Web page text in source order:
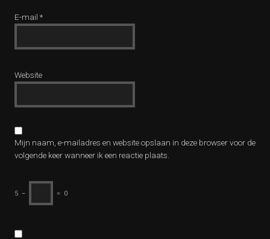
E-mail *
Website
Mijn naam, e-mailadres en website opslaan in deze browser voor de
volgende keer wanneer ik een reactie plaats.
5 − = 0